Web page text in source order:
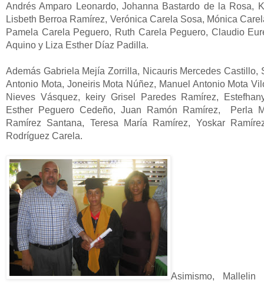
Andrés Amparo Leonardo, Johanna Bastardo de la Rosa,
Lisbeth Berroa Ramírez, Verónica Carela Sosa, Mónica
Pamela Carela Peguero, Ruth Carela Peguero, Claudio
Aquino y Liza Esther Díaz Padilla.
Además Gabriela Mejía Zorrilla, Nicauris Mercedes Castillo,
Antonio Mota, Joneiris Mota Núñez, Manuel Antonio Mota
Nieves Vásquez, keiry Grisel Paredes Ramírez,
Esther Peguero Cedeño, Juan Ramón Ramírez, Perla
Ramírez Santana, Teresa María Ramírez, Yoskar
Rodríguez Carela.
Asimismo,